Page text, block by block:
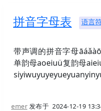
拼音字母表 语言
带声调的拼音字母
单韵母aoeiuü复韵母
emer 发布于 2024-12-19